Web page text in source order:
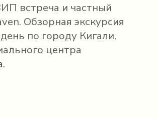
встреча и частный
Обзорная экскурсия
по городу Кигали,
центра